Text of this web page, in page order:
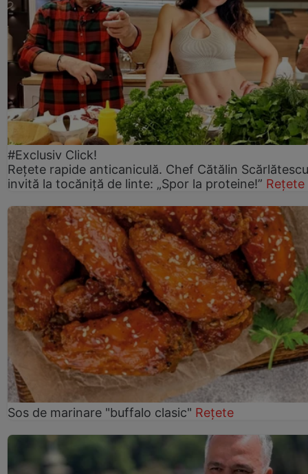
#Exclusiv Click!
Rețete rapide anticaniculă. Chef Cătălin
invită la tocăniță de linte: „Spor la proteine!” Rețete
Sos de marinare "buffalo clasic" Rețete